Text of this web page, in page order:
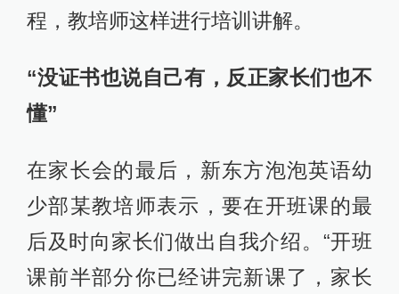
程，教培师这样进行培训讲解。
“没证书也说自己有，反正家长们也不
懂”
在家长会的最后，新东方泡泡英语幼
少部某教培师表示，要在开班课的最
后及时向家长们做出自我介绍。“开班
课前半部分你已经讲完新课了，家长